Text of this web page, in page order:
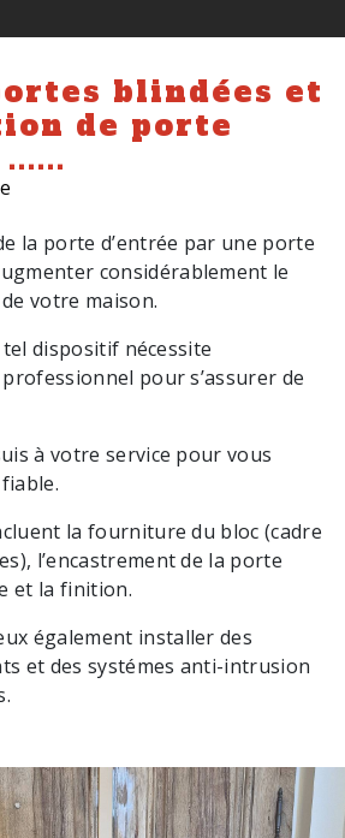
blindées et
de porte
la porte d’entrée par une porte
considérablement le
votre maison.
tel dispositif nécessite
pour s’assurer de
à votre service pour vous
la fourniture du bloc (cadre
l’encastrement de la porte
et la finition.
également installer des
et des systémes anti-intrusion